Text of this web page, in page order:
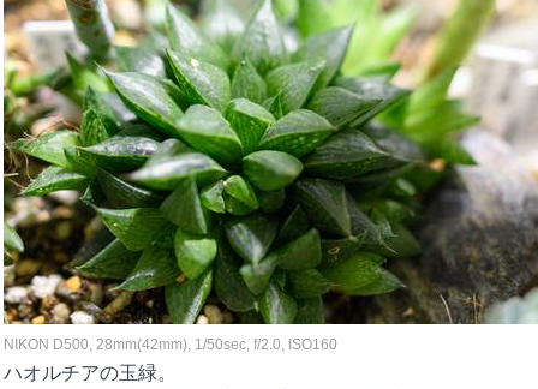
NIKON D500, 28mm(42mm), 1/50sec, f/2.0, ISO160
ハオルチアの玉緑。